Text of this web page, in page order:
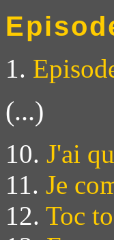
1.
(...)
10. J'ai
11. Je
12. Toc